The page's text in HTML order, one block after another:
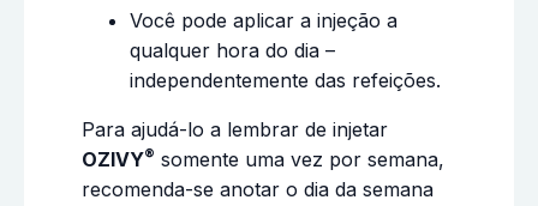
Você pode aplicar a injeção a
qualquer hora do dia –
independentemente das refeições.
Para ajudá-lo a lembrar de injetar
OZIVY® somente uma vez por semana,
recomenda-se anotar o dia da semana